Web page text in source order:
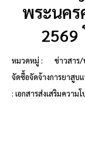
พระนค
2569
หมวดหมู่ :
ข่าวสาร/
จัดซื้อจัดจ้างการยาสูบ
: เอกสารส่งเสริมความ